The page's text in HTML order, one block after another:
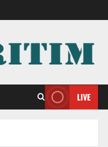
LIVE